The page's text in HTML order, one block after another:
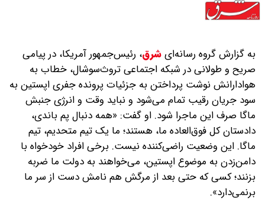
به گزارش گروه رسانه‌ایشرق، رئیس‌جمهور آمریکا، در پیامی
صریح و طولانی در شبکه اجتماعی تروث‌سوشال، خطاب به
هوادارانش نوشت‌ پرداختن به جزئیات پرونده جفری اپستین به
سود جریان رقیب تمام می‌شود و نباید وقت و انرژی جنبش
ماگا صرف این ماجرا شود. او گفت: «همه دنبال پم باندی،
دادستان کل فوق‌العاده ما، هستند؛ ما یک تیم متحدیم، تیم
ماگا. این وضعیت راضی‌کننده نیست. برخی افراد خودخواه با
دامن‌زدن به موضوع اپستین، می‌خواهند به دولت ما ضربه
بزنند؛ کسی که حتی بعد از مرگش هم نامش دست از سر ما
برنمی‌دارد».